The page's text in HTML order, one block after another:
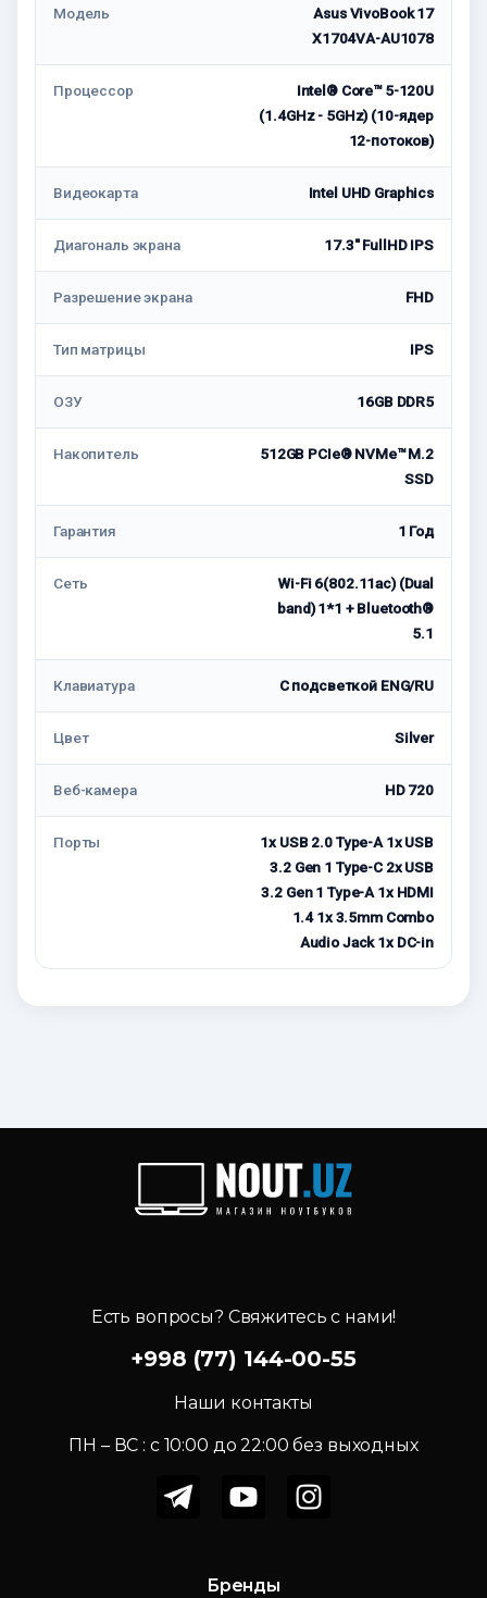
Модель
Asus VivoBook 17
X1704VA-AU1078
Процессор
Intel® Core™ 5-120U
(1.4GHz - 5GHz) (10-ядер
12-потоков)
Видеокарта Intel UHD Graphics
Диагональ экрана 17.3" FullHD IPS
Разрешение экрана FHD
Тип матрицы IPS
ОЗУ 16GB DDR5
Накопитель
512GB PCIe® NVMe™ M.2
SSD
Гарантия 1 Год
Сеть
Wi-Fi 6(802.11ac) (Dual
band) 1*1 + Bluetooth®
5.1
Клавиатура С подсветкой ENG/RU
Цвет Silver
Веб-камера HD 720
Порты
1x USB 2.0 Type-A 1x USB
3.2 Gen 1 Type-C 2x USB
3.2 Gen 1 Type-A 1x HDMI
1.4 1x 3.5mm Combo
Audio Jack 1x DC-in
Есть вопросы? Свяжитесь с нами!
+998 (77) 144-00-55
Наши контакты
ПН – ВС : c 10:00 до 22:00 без выходных
Бренды